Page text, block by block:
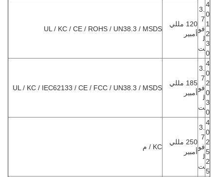
4
0
1
2
3
0
3.
7
فو
ل
ت
120 مللي
أمبير
UL / KC / CE / ROHS / UN38.3 / MSDS
4
0
2
0
3
0
3.
7
فو
ل
ت
185 مللي
أمبير
UL / KC / IEC62133 / CE / FCC / UN38.3 / MSDS
4
0
2
5
2
5
3.
7
فو
ل
ت
250 مللي
أمبير
KC / م